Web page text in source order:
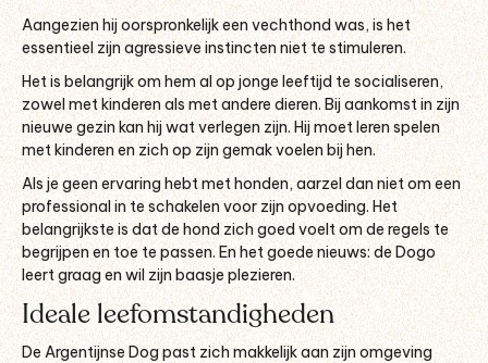
Aangezien hij oorspronkelijk een vechthond was, is het
essentieel zijn agressieve instincten niet te stimuleren.
Het is belangrijk om hem al op jonge leeftijd te socialiseren,
zowel met kinderen als met andere dieren. Bij aankomst in zijn
nieuwe gezin kan hij wat verlegen zijn. Hij moet leren spelen
met kinderen en zich op zijn gemak voelen bij hen.
Als je geen ervaring hebt met honden, aarzel dan niet om een
professional in te schakelen voor zijn opvoeding. Het
belangrijkste is dat de hond zich goed voelt om de regels te
begrijpen en toe te passen. En het goede nieuws: de Dogo
leert graag en wil zijn baasje plezieren.
Ideale leefomstandigheden
De Argentijnse Dog past zich makkelijk aan zijn omgeving